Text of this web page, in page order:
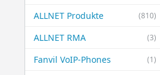
(810)
ALLNET Produkte
(3)
ALLNET RMA
(1)
Fanvil VoIP-Phones